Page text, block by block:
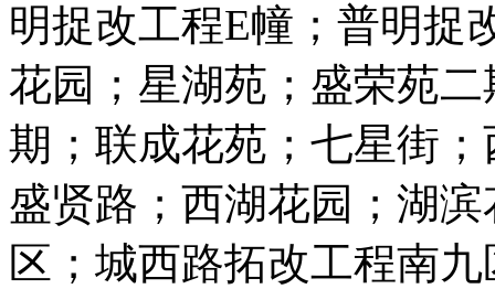
明捉改工程E幢；普明捉
花园；星湖苑；盛荣苑
期；联成花苑；七星街
盛贤路；西湖花园；湖
区；城西路拓改工程南